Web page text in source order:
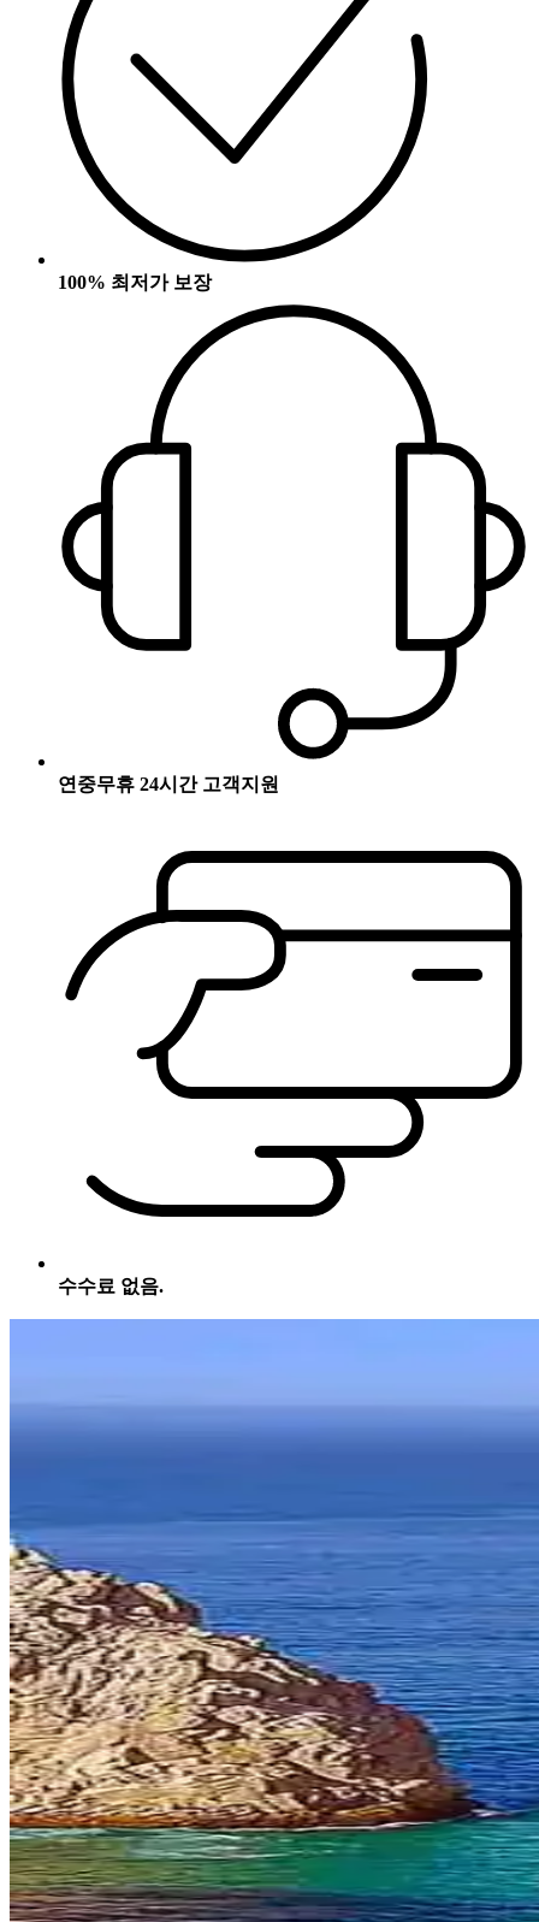
100% 최저가 보장
연중무휴 24시간 고객지원
수수료 없음.